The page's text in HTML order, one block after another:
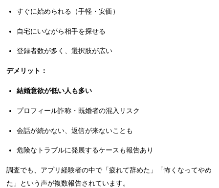
すぐに始められる（手軽・安価）
自宅にいながら相手を探せる
登録者数が多く、選択肢が広い
デメリット：
結婚意欲が低い人も多い
プロフィール詐称・既婚者の混入リスク
会話が続かない、返信が来ないことも
危険なトラブルに発展するケースも報告あり
調査でも、アプリ経験者の中で「疲れて辞めた」「怖くなってやめ
た」という声が複数報告されています。